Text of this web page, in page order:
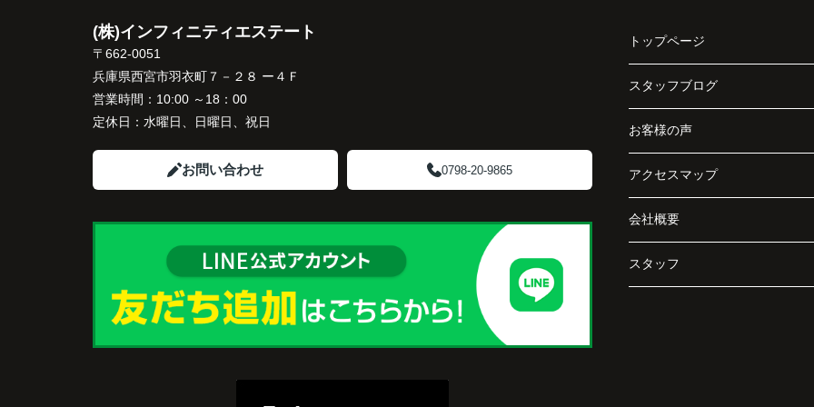
住み替え先とのスケジュールや資金計画まで丁
寧にサポートしてくださいました。
販売活動では、西宮北口駅へのアクセス、阪急
将来も安心して暮らせる住環境を詳しく紹介し
ていただきました。
購入されたご家族は、
「子育てにも便利で、とても住みやすそうです
ね。」
住み替え後は掃除の時間も短くなり、夫婦で外
これからの暮らしを前向きに考えられるように
「立地も良く、長期保有したい物件です。」
ことになりました。
長年守ってきた資産を安心して引き継ぐことが
でき、家族全員が納得できる売却となりまし
た。
(株)インフィニティエステート
〒662-0051
兵庫県西宮市羽衣町７－２８ ー４Ｆ
営業時間： 10:00 ～18：00
定休日： 水曜日、日曜日、祝日
お問い合わせ 0798-20-9865
トップページ
スタッフブログ
お客様の声
アクセスマップ
会社概要
スタッフ